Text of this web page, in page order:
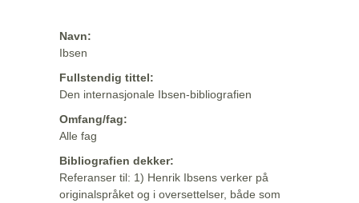
Navn:
Ibsen
Fullstendig tittel:
Den internasjonale Ibsen-bibliografien
Omfang/fag:
Alle fag
Bibliografien dekker:
Referanser til: 1) Henrik Ibsens verker på
originalspråket og i oversettelser, både som